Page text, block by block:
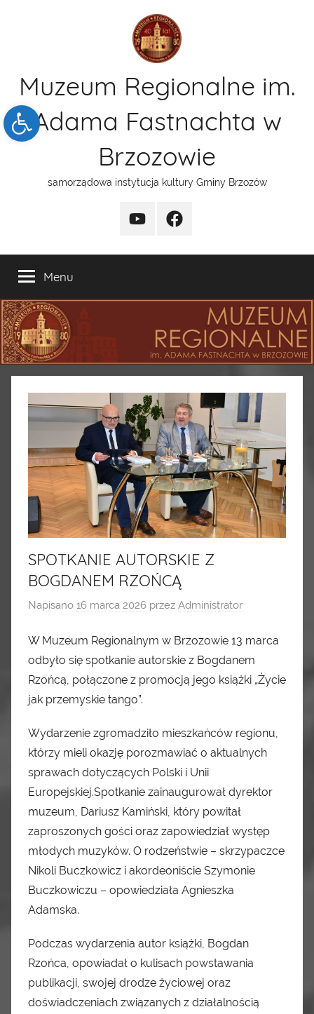
Open toolbar
Muzeum Regionalne im.
Adama Fastnachta w
Brzozowie
samorządowa instytucja kultury Gminy Brzozów
kanal
funpage
Menu
SPOTKANIE AUTORSKIE Z
BOGDANEM RZOŃCĄ
Napisano 16 marca 2026 przez Administrator
W Muzeum Regionalnym w Brzozowie 13 marca
odbyło się spotkanie autorskie z Bogdanem
Rzońcą, połączone z promocją jego książki „Życie
jak przemyskie tango”.
Wydarzenie zgromadziło mieszkańców regionu,
którzy mieli okazję porozmawiać o aktualnych
sprawach dotyczących Polski i Unii
Europejskiej.Spotkanie zainaugurował dyrektor
muzeum, Dariusz Kamiński, który powitał
zaproszonych gości oraz zapowiedział występ
młodych muzyków. O rodzeństwie – skrzypaczce
Nikoli Buczkowicz i akordeoniście Szymonie
Buczkowiczu – opowiedziała Agnieszka
Adamska.
Podczas wydarzenia autor książki, Bogdan
Rzońca, opowiadał o kulisach powstawania
publikacji, swojej drodze życiowej oraz
doświadczeniach związanych z działalnością